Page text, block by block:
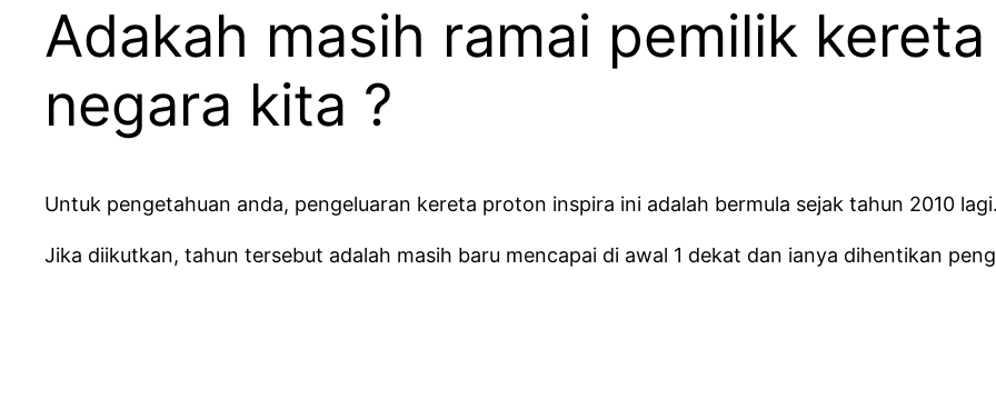
Adakah masih ramai pemilik
negara kita ?
Untuk pengetahuan anda, pengeluaran kereta proton inspira ini adalah bermula sejak tahun 2010
Jika diikutkan, tahun tersebut adalah masih baru mencapai di awal 1 dekat dan ianya dihentikan